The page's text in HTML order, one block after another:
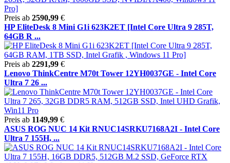
Preis ab 2590,99 €
HP EliteDesk 8 Mini G1i 623K2ET [Intel Core Ultra 9 285T,
64GB R ...
Preis ab 2291,99 €
Lenovo ThinkCentre M70t Tower 12YH0037GE - Intel Core
Ultra 7 26 ...
Preis ab 1149,99 €
ASUS ROG NUC 14 Kit RNUC14SRKU7168A2I - Intel Core
Ultra 7 155H, ...